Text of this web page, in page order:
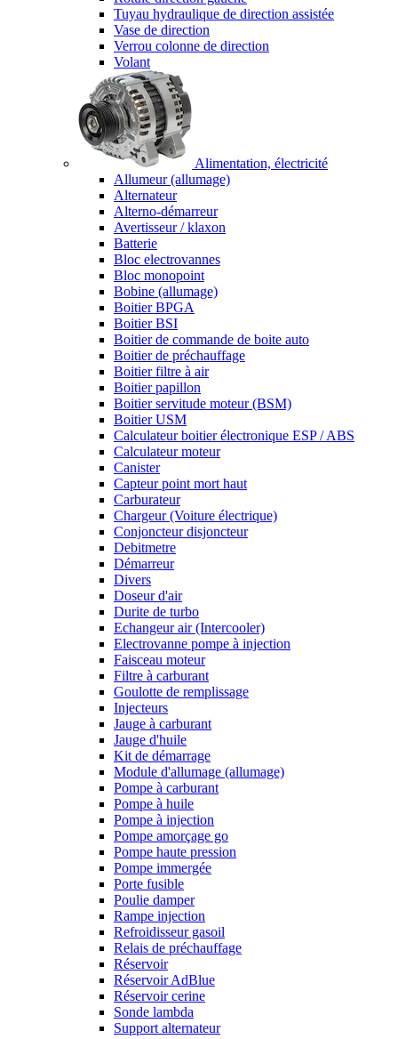
Tuyau hydraulique de direction assistée
Vase de direction
Verrou colonne de direction
Volant
Alimentation, électricité
Allumeur (allumage)
Alternateur
Alterno-démarreur
Avertisseur / klaxon
Batterie
Bloc electrovannes
Bloc monopoint
Bobine (allumage)
Boitier BPGA
Boitier BSI
Boitier de commande de boite auto
Boitier de préchauffage
Boitier filtre à air
Boitier papillon
Boitier servitude moteur (BSM)
Boitier USM
Calculateur boitier électronique ESP / ABS
Calculateur moteur
Canister
Capteur point mort haut
Carburateur
Chargeur (Voiture électrique)
Conjoncteur disjoncteur
Debitmetre
Démarreur
Divers
Doseur d'air
Durite de turbo
Echangeur air (Intercooler)
Electrovanne pompe à injection
Faisceau moteur
Filtre à carburant
Goulotte de remplissage
Injecteurs
Jauge à carburant
Jauge d'huile
Kit de démarrage
Module d'allumage (allumage)
Pompe à carburant
Pompe à huile
Pompe à injection
Pompe amorçage go
Pompe haute pression
Pompe immergée
Porte fusible
Poulie damper
Rampe injection
Refroidisseur gasoil
Relais de préchauffage
Réservoir
Réservoir AdBlue
Réservoir cerine
Sonde lambda
Support alternateur